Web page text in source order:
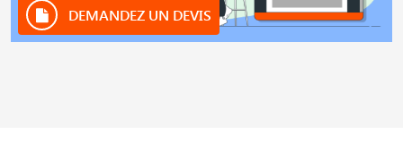
DEMANDEZ UN DEVIS